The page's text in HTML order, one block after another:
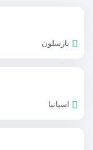
بارسلون
اسپانیا